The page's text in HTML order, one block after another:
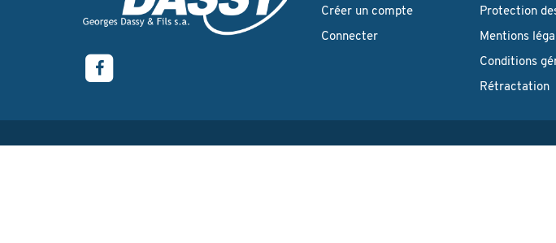
Créer un compte
Connecter
Protection
Mentions
Conditions
Rétractation